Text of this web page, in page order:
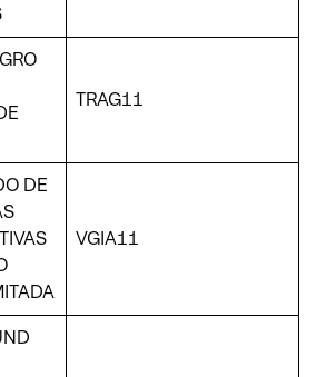
TRAG11
DE
VGIA11